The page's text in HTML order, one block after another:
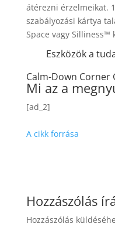
átérezni érzelmeikat.
szabályozási kártya
Space vagy Silliness™
Eszközök a
Calm-Down Corner
Mi az a
[ad_2]
A cikk forrása
Hozzászólás
Hozzászólás